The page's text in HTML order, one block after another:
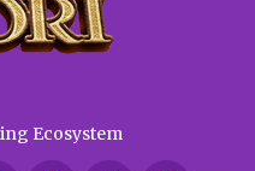
Ecosystem